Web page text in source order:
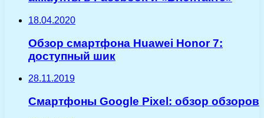
18.04.2020
Обзор смартфона Huawei Honor 7:
доступный шик
28.11.2019
Смартфоны Google Pixel: обзор обзоров